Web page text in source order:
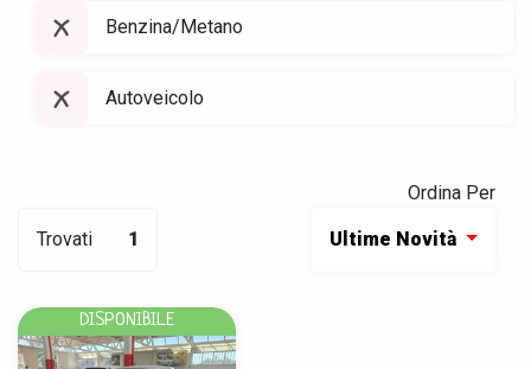
Benzina/Metano
Autoveicolo
Trovati 1
Ordina Per
Ultime Novità
DISPONIBILE